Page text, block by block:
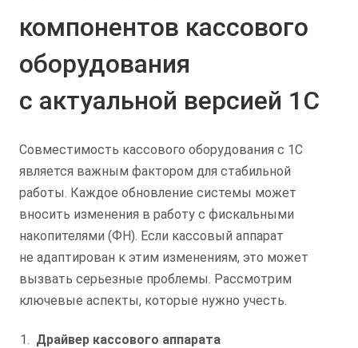
компонентов кассового
оборудования
с актуальной версией 1С
Совместимость кассового оборудования с 1С
является важным фактором для стабильной
работы. Каждое обновление системы может
вносить изменения в работу с фискальными
накопителями (ФН). Если кассовый аппарат
не адаптирован к этим изменениям, это может
вызвать серьезные проблемы. Рассмотрим
ключевые аспекты, которые нужно учесть.
Драйвер кассового аппарата